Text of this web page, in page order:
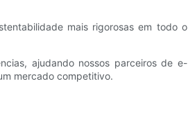
mais rigorosas em todo o
ajudando nossos parceiros de e-
mercado competitivo.